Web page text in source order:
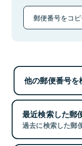
郵便番号をコ
他の郵便番号を
最近検索した郵
過去に検索した郵